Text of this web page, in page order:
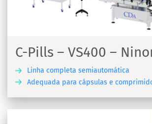
C-Pills – VS400 –
Linha completa semiautomática
Adequada para cápsulas e